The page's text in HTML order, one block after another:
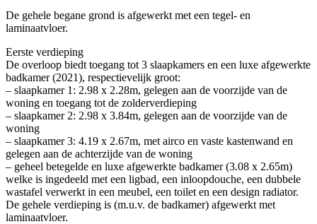
De gehele begane grond is afgewerkt met een tegel- en
laminaatvloer.
Eerste verdieping
De overloop biedt toegang tot 3 slaapkamers en een luxe afgewerkte
badkamer (2021), respectievelijk groot:
– slaapkamer 1: 2.98 x 2.28m, gelegen aan de voorzijde van de
woning en toegang tot de zolderverdieping
– slaapkamer 2: 2.98 x 3.84m, gelegen aan de voorzijde van de
woning
– slaapkamer 3: 4.19 x 2.67m, met airco en vaste kastenwand en
gelegen aan de achterzijde van de woning
– geheel betegelde en luxe afgewerkte badkamer (3.08 x 2.65m)
welke is ingedeeld met een ligbad, een inloopdouche, een dubbele
wastafel verwerkt in een meubel, een toilet en een design radiator.
De gehele verdieping is (m.u.v. de badkamer) afgewerkt met
laminaatvloer.